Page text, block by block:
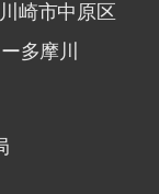
崎市中原区
ー多摩川